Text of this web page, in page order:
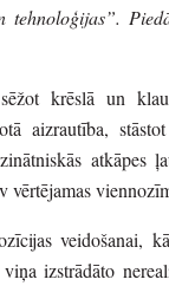
tehnoloģijas”.
krēslā un
aizrautība,
vērtējamas
veidošanai,
izstrādāto